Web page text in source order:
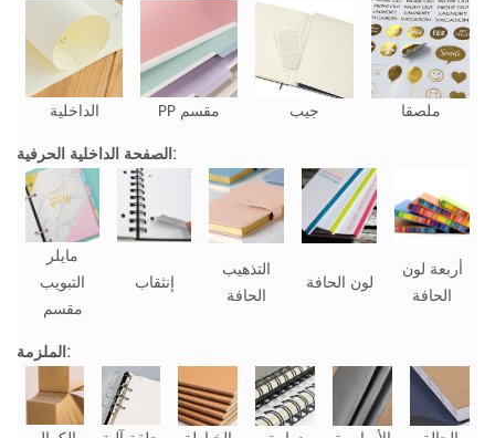
الداخلية PP مقسم جيب
ملصقا
الصفحة الداخلية الحرفية:
مايلر
التبويب
مقسم
إنثقاب
التذهيب
الحافة
لون الحافة
أربعة لون
الحافة
الملزمة: